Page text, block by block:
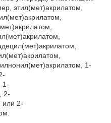
этил(мет)акрилатом,
1-
1-
2-
или 2-